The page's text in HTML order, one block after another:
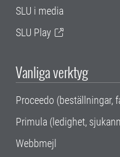
SLU i media
SLU Play
Vanliga verktyg
Proceedo (beställningar,
Primula (ledighet,
Webbmejl